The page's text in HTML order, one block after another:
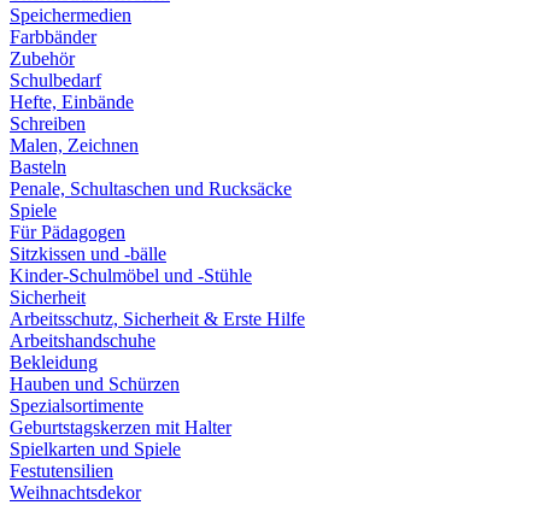
Speichermedien
Farbbänder
Zubehör
Schulbedarf
Hefte, Einbände
Schreiben
Malen, Zeichnen
Basteln
Penale, Schultaschen und Rucksäcke
Spiele
Für Pädagogen
Sitzkissen und -bälle
Kinder-Schulmöbel und -Stühle
Sicherheit
Arbeitsschutz, Sicherheit & Erste Hilfe
Arbeitshandschuhe
Bekleidung
Hauben und Schürzen
Spezialsortimente
Geburtstagskerzen mit Halter
Spielkarten und Spiele
Festutensilien
Weihnachtsdekor